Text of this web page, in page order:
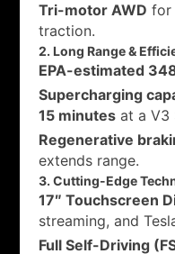
Tri-motor AWD for
traction.
2. Long Range &
EPA-estimated
Supercharging
15 minutes at a V3
Regenerative
extends range.
3. Cutting-Edge
17″ Touchscreen
streaming, and
Full Self-Driving